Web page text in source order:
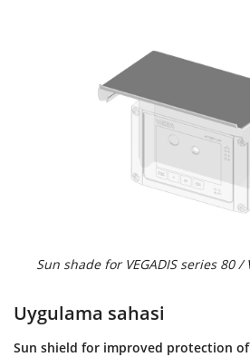
Sun shade for VEGADIS series 80 /
Uygulama sahasi
Sun shield for improved protection